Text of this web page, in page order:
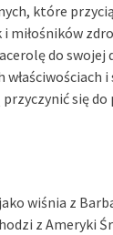
które
miłośników
do swojej
właściwościach i
się
wiśnia z
z Ameryki